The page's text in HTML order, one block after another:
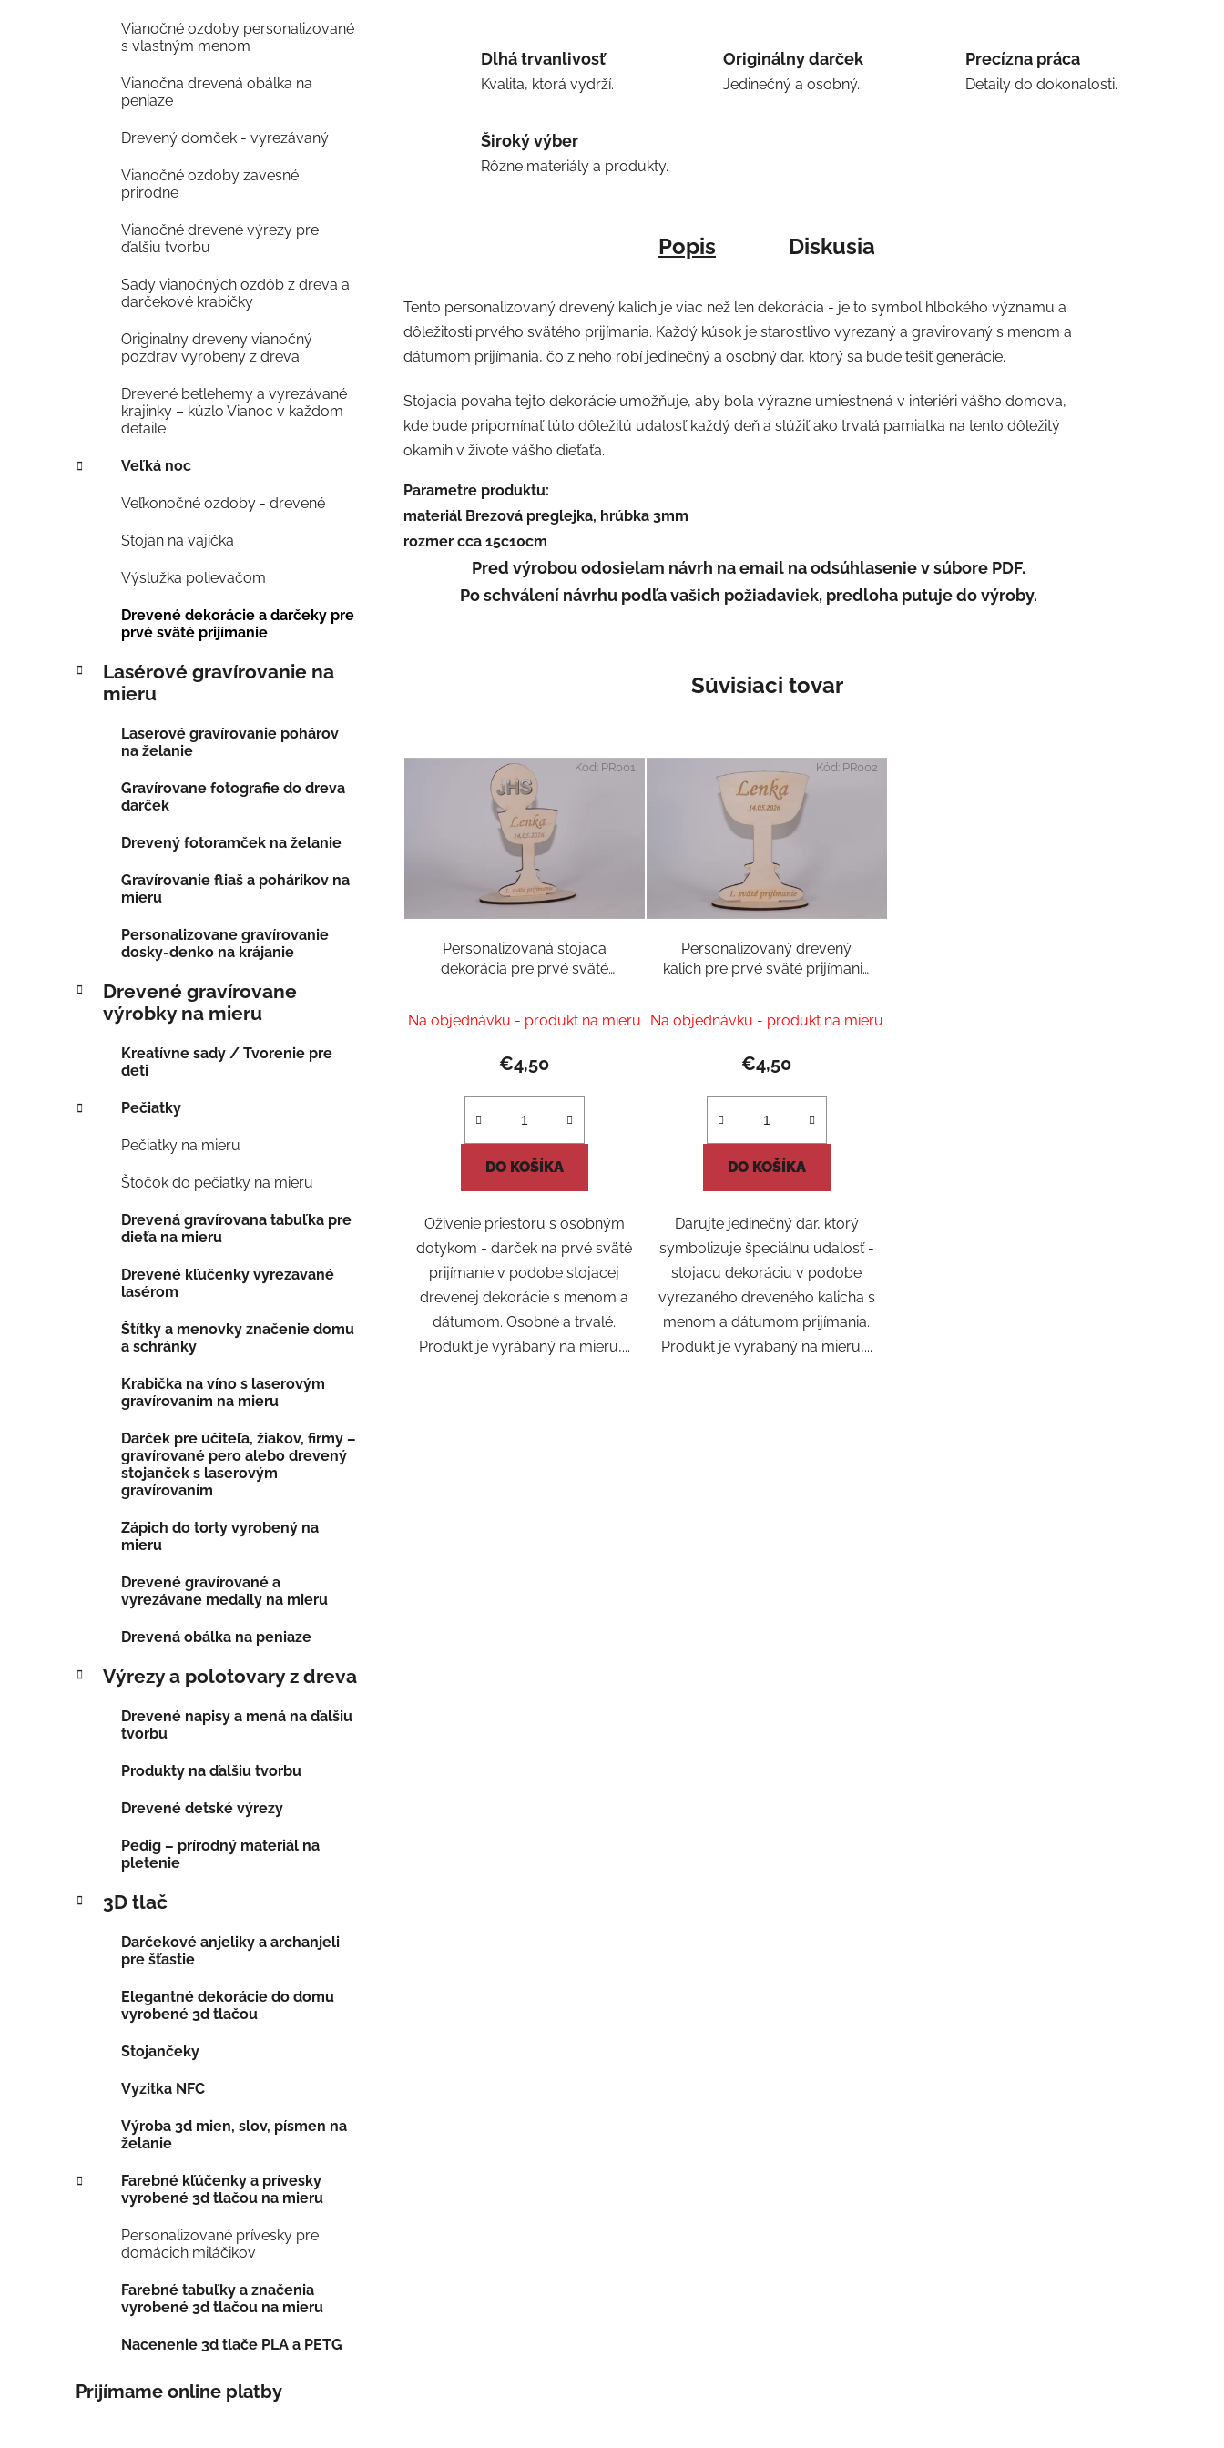
Vianočné ozdoby personalizované
s vlastným menom
Vianočna drevená obálka na
peniaze
Drevený domček - vyrezávaný
Vianočné ozdoby zavesné
prirodne
Vianočné drevené výrezy pre
ďalšiu tvorbu
Sady vianočných ozdôb z dreva a
darčekové krabičky
Originalny dreveny vianočný
pozdrav vyrobeny z dreva
Drevené betlehemy a vyrezávané
krajinky – kúzlo Vianoc v každom
detaile
Veľká noc
Veľkonočné ozdoby - drevené
Stojan na vajíčka
Výslužka polievačom
Drevené dekorácie a darčeky pre
prvé sväté prijímanie
Lasérové gravírovanie na
mieru
Laserové gravírovanie pohárov
na želanie
Gravírovane fotografie do dreva
darček
Drevený fotoramček na želanie
Gravírovanie fliaš a pohárikov na
mieru
Personalizovane gravírovanie
dosky-denko na krájanie
Drevené gravírovane
výrobky na mieru
Kreatívne sady / Tvorenie pre
deti
Pečiatky
Pečiatky na mieru
Štočok do pečiatky na mieru
Drevená gravírovana tabuľka pre
dieťa na mieru
Drevené kľučenky vyrezavané
lasérom
Štítky a menovky značenie domu
a schránky
Krabička na víno s laserovým
gravírovaním na mieru
Darček pre učiteľa, žiakov, firmy –
gravírované pero alebo drevený
stojanček s laserovým
gravírovaním
Zápich do torty vyrobený na
mieru
Drevené gravírované a
vyrezávane medaily na mieru
Drevená obálka na peniaze
Výrezy a polotovary z dreva
Drevené napisy a mená na ďalšiu
tvorbu
Produkty na ďalšiu tvorbu
Drevené detské výrezy
Pedig – prírodný materiál na
pletenie
3D tlač
Darčekové anjeliky a archanjeli
pre šťastie
Elegantné dekorácie do domu
vyrobené 3d tlačou
Stojančeky
Vyzitka NFC
Výroba 3d mien, slov, písmen na
želanie
Farebné kľúčenky a prívesky
vyrobené 3d tlačou na mieru
Personalizované prívesky pre
domácich miláčikov
Farebné tabuľky a značenia
vyrobené 3d tlačou na mieru
Nacenenie 3d tlače PLA a PETG
Prijímame online platby
Dlhá trvanlivosť
Kvalita, ktorá vydrží.
Originálny darček
Jedinečný a osobný.
Precízna práca
Detaily do dokonalosti.
Široký výber
Rôzne materiály a produkty.
Popis Diskusia
Tento personalizovaný drevený kalich je viac než len dekorácia - je to symbol hlbokého významu a
dôležitosti prvého svätého prijímania. Každý kúsok je starostlivo vyrezaný a gravirovaný s menom a
dátumom prijímania, čo z neho robí jedinečný a osobný dar, ktorý sa bude tešiť generácie.
Stojacia povaha tejto dekorácie umožňuje, aby bola výrazne umiestnená v interiéri vášho domova,
kde bude pripomínať túto dôležitú udalosť každý deň a slúžiť ako trvalá pamiatka na tento dôležitý
okamih v živote vášho dieťaťa.
Parametre produktu:
materiál Brezová preglejka, hrúbka 3mm
rozmer cca 15c10cm
Pred výrobou odosielam návrh na email na odsúhlasenie v súbore PDF.
Po schválení návrhu podľa vašich požiadaviek, predloha putuje do výroby.
Súvisiaci tovar
Personalizovaná stojaca
dekorácia pre prvé sväté
Na objednávku - produkt na mieru
€4,50
DO KOŠÍKA
Oživenie priestoru s osobným
dotykom - darček na prvé sväté
prijímanie v podobe stojacej
drevenej dekorácie s menom a
dátumom. Osobné a trvalé.
Produkt je vyrábaný na mieru,...
Kód: PR001
Personalizovaný drevený
kalich pre prvé sväté prijímanie
Na objednávku - produkt na mieru
€4,50
DO KOŠÍKA
Darujte jedinečný dar, ktorý
symbolizuje špeciálnu udalosť -
stojacu dekoráciu v podobe
vyrezaného dreveného kalicha s
menom a dátumom prijímania.
Produkt je vyrábaný na mieru,...
Kód: PR002